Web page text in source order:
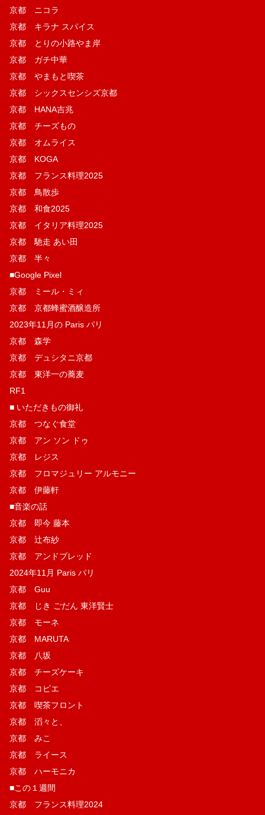
京都 ニコラ
京都 キラナ スパイス
京都 とりの小路やま岸
京都 ガチ中華
京都 やまもと喫茶
京都 シックスセンシズ京都
京都 HANA吉兆
京都 チーズもの
京都 オムライス
京都 KOGA
京都 フランス料理2025
京都 鳥散歩
京都 和食2025
京都 イタリア料理2025
京都 馳走 あい田
京都 半々
■Google Pixel
京都 ミール・ミィ
京都 京都蜂蜜酒醸造所
2023年11月の Paris パリ
京都 森学
京都 デュシタニ京都
京都 東洋一の蕎麦
RF1
■ いただきもの御礼
京都 つなぐ食堂
京都 アン ソン ドゥ
京都 レジス
京都 フロマジュリー アルモニー
京都 伊藤軒
■音楽の話
京都 即今 藤本
京都 辻布紗
京都 アンドブレッド
2024年11月 Paris パリ
京都 Guu
京都 じき ごだん 東洋賢士
京都 モーネ
京都 MARUTA
京都 八坂
京都 チーズケーキ
京都 コピエ
京都 喫茶フロント
京都 滔々と、
京都 みこ
京都 ライース
京都 ハーモニカ
■この１週間
京都 フランス料理2024